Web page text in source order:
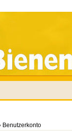
Benutzerkonto